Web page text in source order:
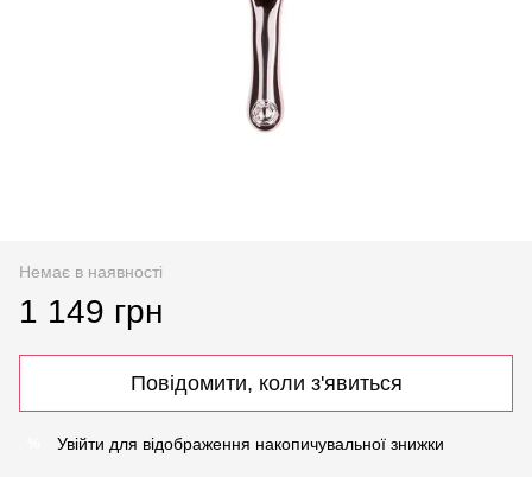
Немає в наявності
1 149 грн
Повідомити, коли з'явиться
Увійти для відображення накопичувальної знижки